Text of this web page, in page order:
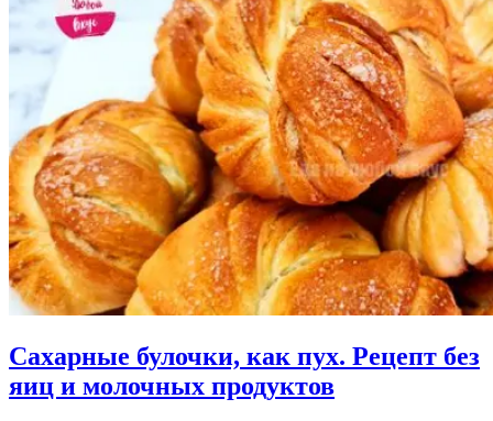
Сахарные булочки, как пух. Рецепт без
яиц и молочных продуктов